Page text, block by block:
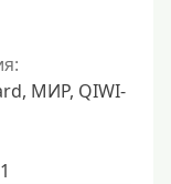
МИР, QIWI-